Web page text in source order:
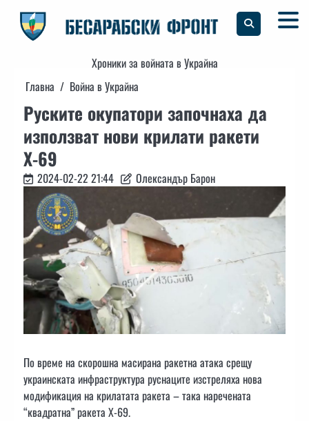
content
Хроники за войната в Украйна
Главна
Война в Украйна
Руските окупатори започнаха да
използват нови крилати ракети
Х-69
2024-02-22 21:44 Олександър Барон
По време на скорошна масирана ракетна атака срещу
украинската инфраструктура руснаците изстреляха нова
модификация на крилатата ракета – така наречената
“квадратна” ракета Х-69.